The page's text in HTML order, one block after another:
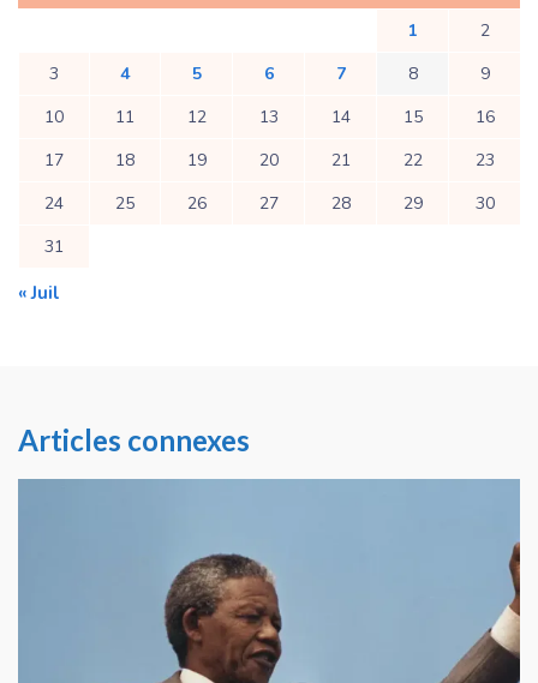
1
2
3
4 5 6 7 8
9
10
11 12 13 14 15
16
17
18 19 20 21 22
23
24
25 26 27 28 29
30
31
« Juil
Articles connexes